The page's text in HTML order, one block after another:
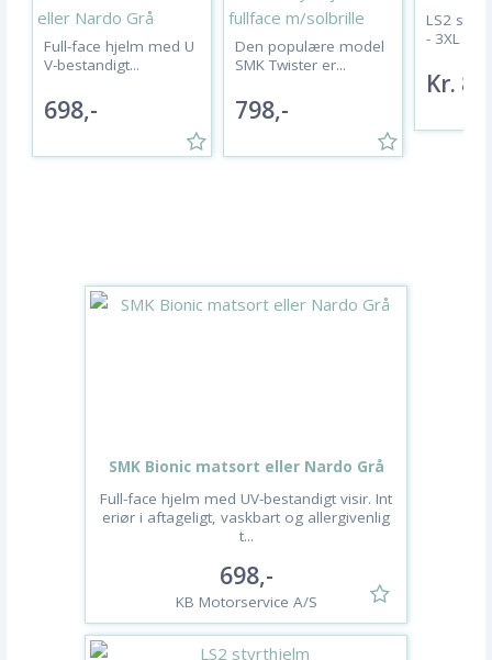
Full-face hjelm med U
V-bestandigt...
698,-
Den populære model
SMK Twister er...
798,-
LS2
- 3XL
Kr.
SMK Bionic matsort eller Nardo Grå
Full-face hjelm med UV-bestandigt visir. Int
eriør i aftageligt, vaskbart og allergivenlig
t...
698,-
KB Motorservice A/S